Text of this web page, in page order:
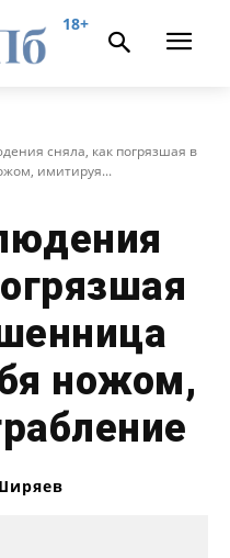
18+
сняла, как погрязшая в
имитируя...
ножом,